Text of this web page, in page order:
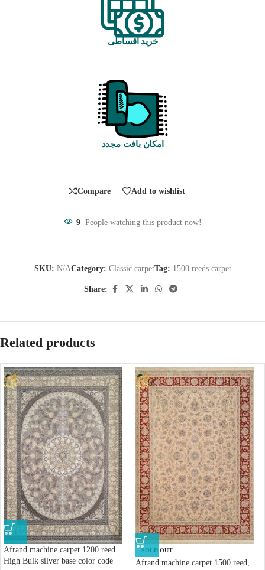
خرید اقساطی
امکان بافت مجدد
Compare Add to wishlist
9 People watching this product now!
SKU: N/ACategory: Classic carpetTag: 1500 reeds carpet
Share:
Related products
Afrand machine carpet 1200 reed
High Bulk silver base color code
SOLD OUT
Afrand machine carpet 1500 reed,